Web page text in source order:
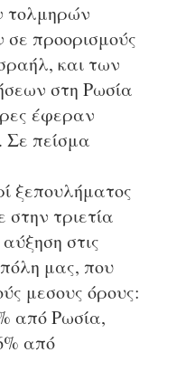
τολμηρών
σε προορισμούς
και των
στη Ρωσία
έφεραν
πείσμα
ξεπουλήματος
τριετία
στις
μας, που
μεσους όρους:
από Ρωσία,
από